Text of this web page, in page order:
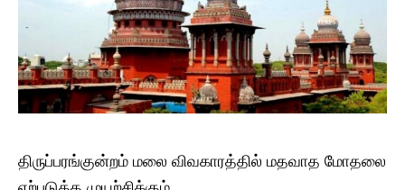
திருப்பரங்குன்றம் மலை விவகாரத்தில் மதவாத மோதலை